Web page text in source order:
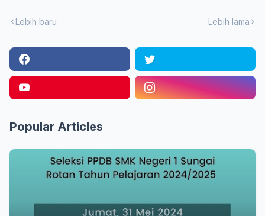
Lebih baru Lebih lama
Popular Articles